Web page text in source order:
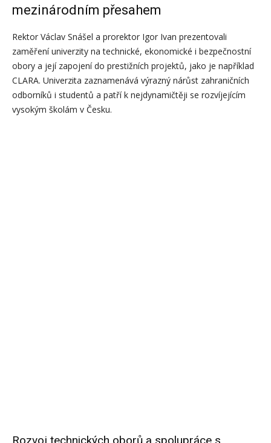
mezinárodním přesahem
Rektor Václav Snášel a prorektor Igor Ivan prezentovali
zaměření univerzity na technické, ekonomické i bezpečnostní
obory a její zapojení do prestižních projektů, jako je například
CLARA. Univerzita zaznamenává výrazný nárůst zahraničních
odborníků i studentů a patří k nejdynamičtěji se rozvíjejícím
vysokým školám v Česku.
Rozvoj technických oborů a spolupráce s